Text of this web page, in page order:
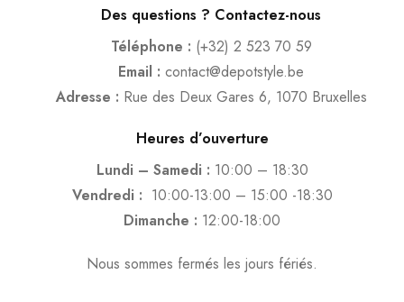
Des questions ? Contactez-nous
Téléphone : (+32) 2 523 70 59
Email : contact@depotstyle.be
Adresse : Rue des Deux Gares 6, 1070 Bruxelles
Heures d’ouverture
Lundi – Samedi : 10:00 – 18:30
Vendredi : 10:00-13:00 – 15:00 -18:30
Dimanche : 12:00-18:00
Nous sommes fermés les jours fériés.